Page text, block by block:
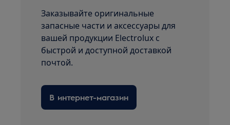
Заказывайте оригинальные
запасные части и аксессуары для
вашей продукции Electrolux с
быстрой и доступной доставкой
почтой.
В интернет-магазин